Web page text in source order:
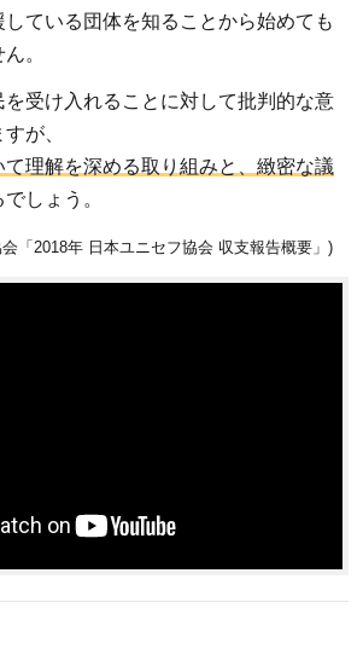
している団体を知ることから始めても
。
を受け入れることに対して批判的な意
が、
て理解を深める取り組みと、緻密な議
しょう。
「2018年 日本ユニセフ協会 収支報告概要」)